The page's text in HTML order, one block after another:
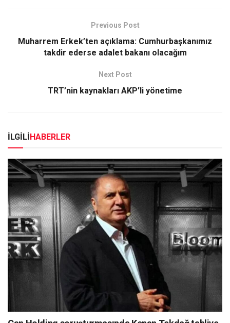
Previous Post
Muharrem Erkek’ten açıklama: Cumhurbaşkanımız
takdir ederse adalet bakanı olacağım
Next Post
TRT’nin kaynakları AKP’li yönetime
İLGİLİHABERLER